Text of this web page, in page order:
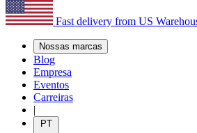
Fast delivery from US
Nossas marcas
Blog
Empresa
Eventos
Carreiras
|
PT